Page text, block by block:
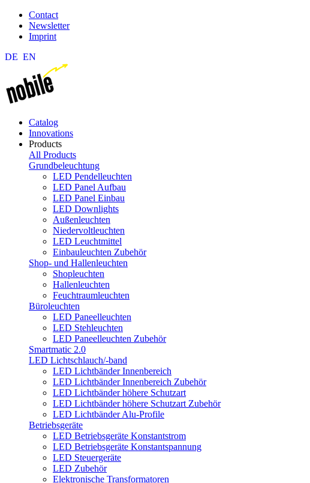
Contact
Newsletter
Imprint
DE EN
Catalog
Innovations
Products
All Products
Grundbeleuchtung
LED Pendelleuchten
LED Panel Aufbau
LED Panel Einbau
LED Downlights
Außenleuchten
Niedervoltleuchten
LED Leuchtmittel
Einbauleuchten Zubehör
Shop- und Hallenleuchten
Shopleuchten
Hallenleuchten
Feuchtraumleuchten
Büroleuchten
LED Paneelleuchten
LED Stehleuchten
LED Paneelleuchten Zubehör
Smartmatic 2.0
LED Lichtschlauch/-band
LED Lichtbänder Innenbereich
LED Lichtbänder Innenbereich Zubehör
LED Lichtbänder höhere Schutzart
LED Lichtbänder höhere Schutzart Zubehör
LED Lichtbänder Alu-Profile
Betriebsgeräte
LED Betriebsgeräte Konstantstrom
LED Betriebsgeräte Konstantspannung
LED Steuergeräte
LED Zubehör
Elektronische Transformatoren